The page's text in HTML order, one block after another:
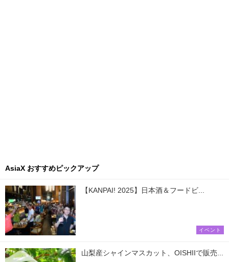
AsiaX おすすめピックアップ
【KANPAI! 2025】日本酒＆フードビ...
イベント
山梨産シャインマスカット、OISHIIで販売...